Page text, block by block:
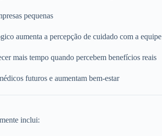
pequenas
aumenta a percepção de cuidado com a equipe
mais tempo quando percebem benefícios reais
futuros e aumentam bem-estar
inclui: